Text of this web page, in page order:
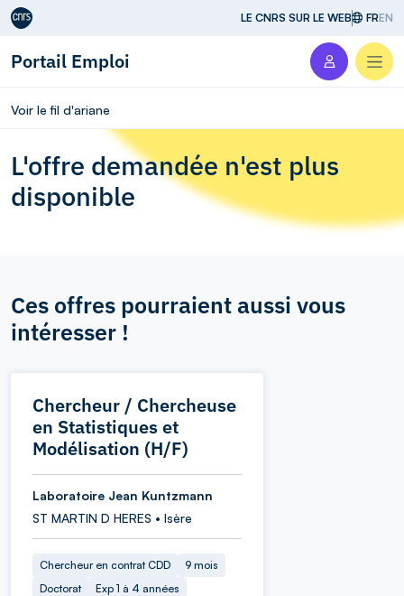
Aller au contenu LE CNRS SUR LE WEB FREN
Portail Emploi
Voir le fil d'ariane
L'offre demandée n'est plus
disponible
Ces offres pourraient aussi vous
intéresser !
Chercheur / Chercheuse
en Statistiques et
Modélisation (H/F)
Laboratoire Jean Kuntzmann
ST MARTIN D HERES • Isère
Chercheur en contrat CDD
9 mois
Doctorat
Exp 1 à 4 années